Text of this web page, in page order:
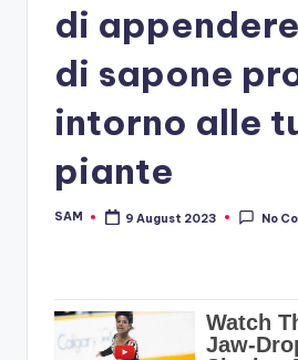
di
di sapone
intorno alle
piante
Posted
SAM 9 August 2023 No